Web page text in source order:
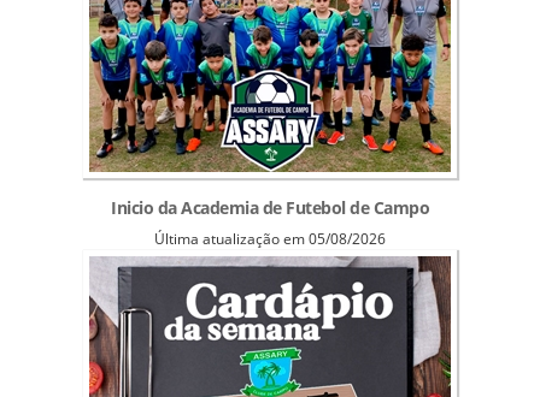
Inicio da Academia de Futebol de Campo
Última atualização em 05/08/2026